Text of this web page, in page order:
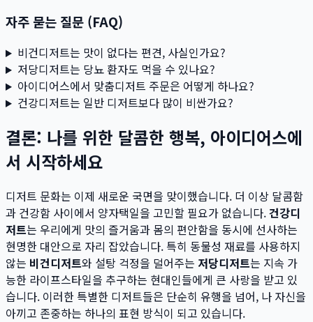
자주 묻는 질문 (FAQ)
비건디저트는 맛이 없다는 편견, 사실인가요?
저당디저트는 당뇨 환자도 먹을 수 있나요?
아이디어스에서 맞춤디저트 주문은 어떻게 하나요?
건강디저트는 일반 디저트보다 많이 비싼가요?
결론: 나를 위한 달콤한 행복, 아이디어스에
서 시작하세요
디저트 문화는 이제 새로운 국면을 맞이했습니다. 더 이상 달콤함
과 건강함 사이에서 양자택일을 고민할 필요가 없습니다.건강디
저트는 우리에게 맛의 즐거움과 몸의 편안함을 동시에 선사하는
현명한 대안으로 자리 잡았습니다. 특히 동물성 재료를 사용하지
않는 비건디저트와 설탕 걱정을 덜어주는 저당디저트는 지속 가
능한 라이프스타일을 추구하는 현대인들에게 큰 사랑을 받고 있
습니다. 이러한 특별한 디저트들은 단순히 유행을 넘어, 나 자신을
아끼고 존중하는 하나의 표현 방식이 되고 있습니다.